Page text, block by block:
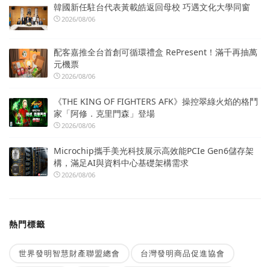
韓國新任駐台代表黃載皓返回母校 巧遇文化大學同窗
2026/08/06
配客嘉推全台首創可循環禮盒 RePresent！滿千再抽萬
元機票
2026/08/06
《THE KING OF FIGHTERS AFK》操控翠綠火焰的格鬥
家「阿修．克里門森」登場
2026/08/06
Microchip攜手美光科技展示高效能PCIe Gen6儲存架
構，滿足AI與資料中心基礎架構需求
2026/08/06
熱門標籤
世界發明智慧財產聯盟總會 台灣發明商品促進協會